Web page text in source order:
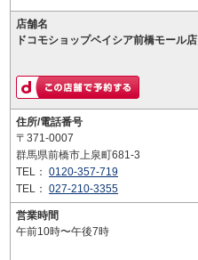
店舗名
ドコモショップベイシア前橋モール店
住所/電話番号
〒371-0007
群馬県前橋市上泉町681-3
TEL： 0120-357-719
TEL： 027-210-3355
営業時間
午前10時〜午後7時